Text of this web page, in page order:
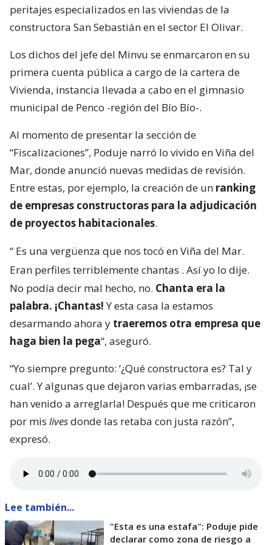
peritajes especializados en las viviendas de la
constructora San Sebastián en el sector El Olivar.
Los dichos del jefe del Minvu se enmarcaron en su
primera cuenta pública a cargo de la cartera de
Vivienda, instancia llevada a cabo en el gimnasio
municipal de Penco -región del Bío Bío-.
Al momento de presentar la sección de
“Fiscalizaciones”, Poduje narró lo vivido en Viña del
Mar, donde anunció nuevas medidas de revisión.
Entre estas, por ejemplo, la creación de un ranking
de empresas constructoras para la adjudicación
de proyectos habitacionales.
“ Es una vergüenza que nos tocó en Viña del Mar.
Eran perfiles terriblemente chantas . Así yo lo dije.
No podía decir mal hecho, no. Chanta era la
palabra. ¡Chantas!Y esta casa la estamos
desarmando ahora y traeremos otra empresa que
haga bien la pega“, aseguró.
“Yo siempre pregunto: ‘¿Qué constructora es? Tal y
cual’. Y algunas que dejaron varias embarradas, ¡se
han venido a arreglarla! Después que me criticaron
por mis livesdonde las retaba con justa razón”,
expresó.
Lee también...
"Esta es una estafa": Poduje pide
declarar como zona de riesgo a